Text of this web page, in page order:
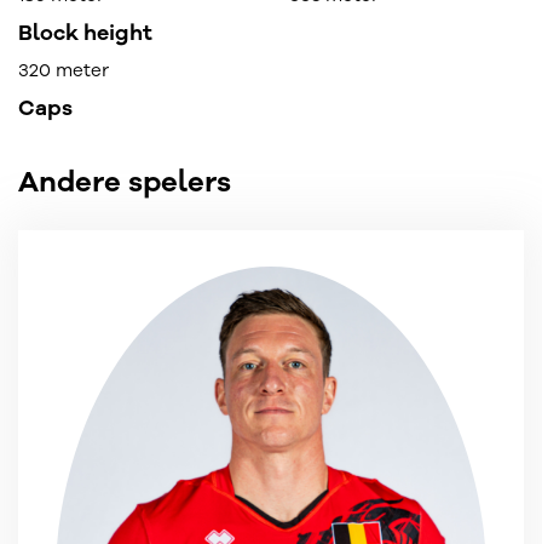
Block height
320 meter
Caps
Andere spelers